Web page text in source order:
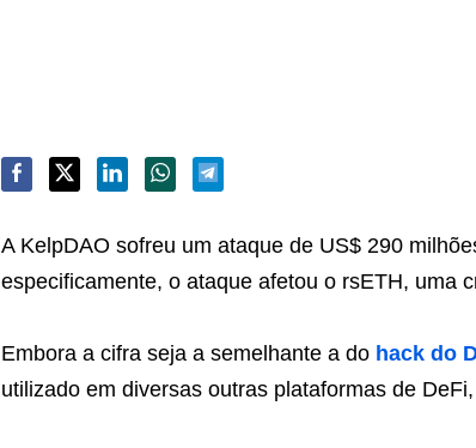
A KelpDAO sofreu um ataque de US$ 290
especificamente, o ataque afetou o rsETH, uma
Embora a cifra seja a semelhante a do hack do
utilizado em diversas outras plataformas de